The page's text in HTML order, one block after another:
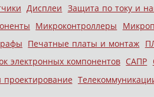
Дисплеи Защита по току и
Микроконтроллеры
Печатные платы и монтаж
электронных компонентов САПР
проектирование